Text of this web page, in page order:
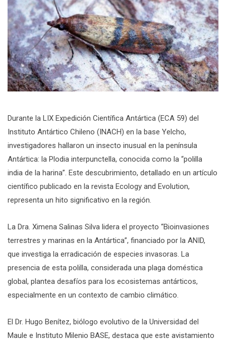
Durante la LIX Expedición Científica Antártica (ECA 59) del
Instituto Antártico Chileno (INACH) en la base Yelcho,
investigadores hallaron un insecto inusual en la península
Antártica: la Plodia interpunctella, conocida como la “polilla
india de la harina”. Este descubrimiento, detallado en un artículo
científico publicado en la revista Ecology and Evolution,
representa un hito significativo en la región.
La Dra. Ximena Salinas Silva lidera el proyecto “Bioinvasiones
terrestres y marinas en la Antártica”, financiado por la ANID,
que investiga la erradicación de especies invasoras. La
presencia de esta polilla, considerada una plaga doméstica
global, plantea desafíos para los ecosistemas antárticos,
especialmente en un contexto de cambio climático.
El Dr. Hugo Benítez, biólogo evolutivo de la Universidad del
Maule e Instituto Milenio BASE, destaca que este avistamiento